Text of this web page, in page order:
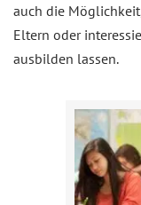
auch die
Eltern oder
ausbilden lassen.